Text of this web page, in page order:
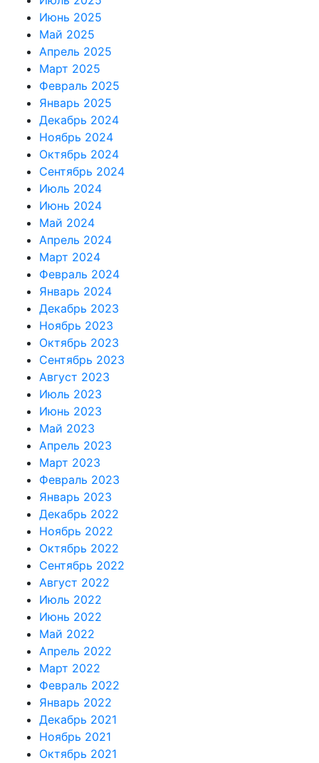
Июнь 2025
Май 2025
Апрель 2025
Март 2025
Февраль 2025
Январь 2025
Декабрь 2024
Ноябрь 2024
Октябрь 2024
Сентябрь 2024
Июль 2024
Июнь 2024
Май 2024
Апрель 2024
Март 2024
Февраль 2024
Январь 2024
Декабрь 2023
Ноябрь 2023
Октябрь 2023
Сентябрь 2023
Август 2023
Июль 2023
Июнь 2023
Май 2023
Апрель 2023
Март 2023
Февраль 2023
Январь 2023
Декабрь 2022
Ноябрь 2022
Октябрь 2022
Сентябрь 2022
Август 2022
Июль 2022
Июнь 2022
Май 2022
Апрель 2022
Март 2022
Февраль 2022
Январь 2022
Декабрь 2021
Ноябрь 2021
Октябрь 2021